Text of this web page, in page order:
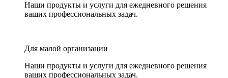
Наши продукты и услуги для ежедневного решения
ваших профессиональных задач.
Для малой организации
Наши продукты и услуги для ежедневного решения
ваших профессиональных задач.